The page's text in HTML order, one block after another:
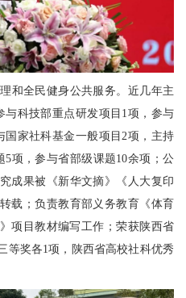
和全民健身公共服务。近几年主
科技部重点研发项目1项，参与
国家社科基金一般项目2项，主持
项，参与省部级课题10余项；公
成果被《新华文摘》《人大复印
载；负责教育部义务教育《体育
项目教材编写工作；荣获陕西省
等奖各1项，陕西省高校社科优秀